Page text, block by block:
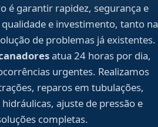
é garantir rapidez, segurança e
e investimento, tanto na
de problemas já existentes.
atua 24 horas por dia,
urgentes. Realizamos
reparos em tubulações,
ajuste de pressão e
completas.